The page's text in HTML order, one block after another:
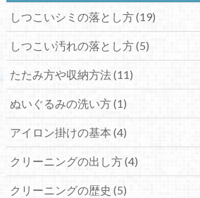
しつこいシミの落とし方(19)
しつこい汚れの落とし方(5)
たたみ方や収納方法(11)
ぬいぐるみの洗い方(1)
アイロン掛けの基本 (4)
クリーニングの出し方(4)
クリーニングの歴史 (5)